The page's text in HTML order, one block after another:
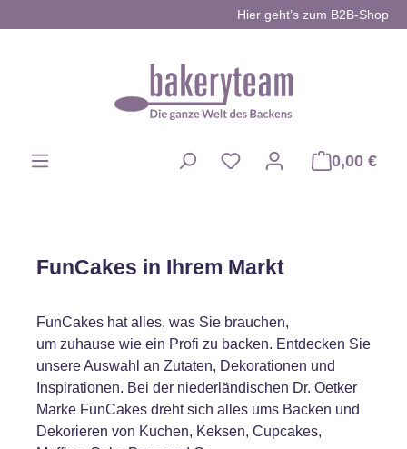
Hier geht’s zum B2B-Shop
0,00 €
FunCakes in Ihrem Markt
FunCakes hat alles, was Sie brauchen,
um zuhause wie ein Profi zu backen. Entdecken Sie
unsere Auswahl an Zutaten, Dekorationen und
Inspirationen. Bei der niederländischen Dr. Oetker
Marke FunCakes dreht sich alles ums Backen und
Dekorieren von Kuchen, Keksen, Cupcakes,